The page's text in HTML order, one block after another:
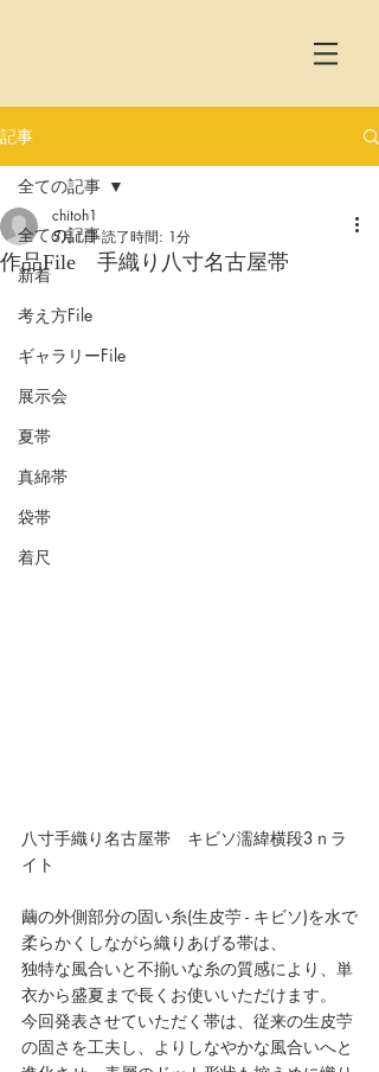
記事
全ての記事
新着
考え方File
ギャラリーFile
展示会
夏帯
真綿帯
袋帯
着尺
全ての記事
作品File 手織り八寸名古屋帯
chitoh1
5月1日 読了時間: 1分
八寸手織り名古屋帯　キビソ濡緯横段3ｎラ
イト
繭の外側部分の固い糸(生皮苧 - キビソ)を水で
柔らかくしながら織りあげる帯は、
独特な風合いと不揃いな糸の質感により、単
衣から盛夏まで長くお使いいただけます。
今回発表させていただく帯は、従来の生皮苧
の固さを工夫し、よりしなやかな風合いへと